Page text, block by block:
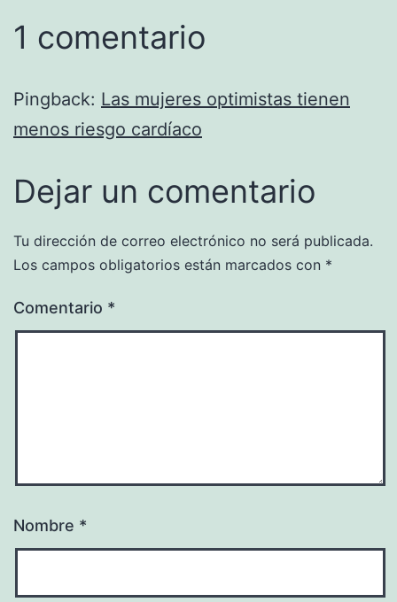
1 comentario
Pingback: Las mujeres optimistas tienen
menos riesgo cardíaco
Dejar un comentario
Tu dirección de correo electrónico no será publicada.
Los campos obligatorios están marcados con *
Comentario *
Nombre *